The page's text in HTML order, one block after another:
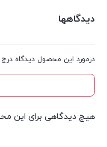
دیدگاهها
درمورد این محصول دیدگاه درج
هیچ دیدگاهی برای این